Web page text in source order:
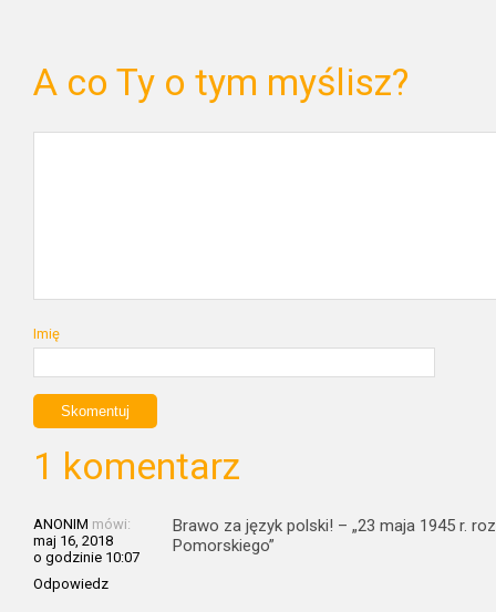
A co Ty o tym myślisz?
Imię
1 komentarz
ANONIM mówi:
maj 16, 2018
o godzinie 10:07
Odpowiedz
Brawo za język polski! – „23 maja 1945 r.
Pomorskiego”